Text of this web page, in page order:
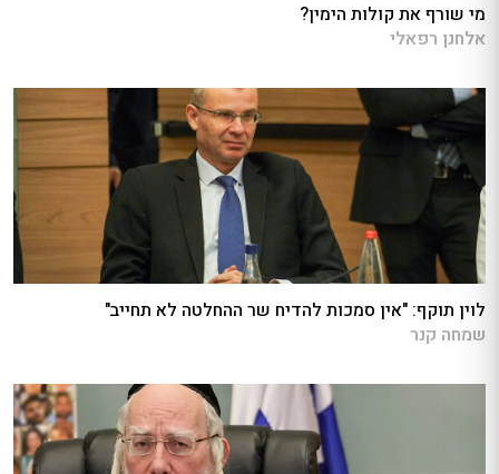
מי שורף את קולות הימין?
אלחנן רפאלי
לוין תוקף: "אין סמכות להדיח שר ההחלטה לא תחייב"
שמחה קנר